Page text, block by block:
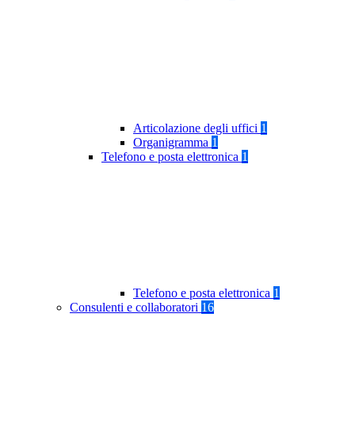
Articolazione degli uffici 1
Organigramma 1
Telefono e posta elettronica 1
Telefono e posta elettronica 1
Consulenti e collaboratori 16